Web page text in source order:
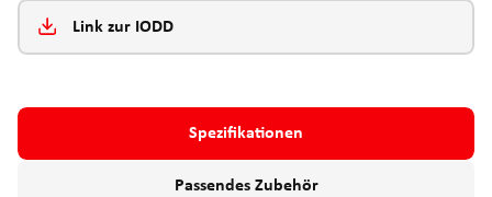
Link zur IODD
Spezifikationen
Passendes Zubehör